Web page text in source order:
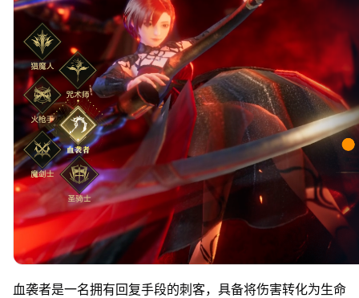
血袭者是一名拥有回复手段的刺客，具备将伤害转化为生命